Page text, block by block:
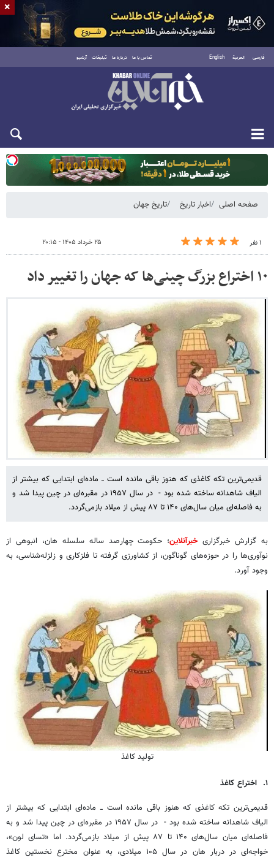
فارسی العربية English تماس با ما درباره ما تبلیغات آرشیو
یکشنبه ۱۸ مرداد ۱۴۰۵
صفحه اصلی اخبار تاریخ تاریخ جهان
۱ نفر ۲۵ خرداد ۱۴۰۵ - ۲۰:۱۵
۱۰ اختراع بزرگ چینی‌ها که جهان را تغییر داد
قدیمی‌ترین تکه کاغذی که هنوز باقی مانده است ــ ماده‌ای ابتدایی که بیشتر از
الیاف شاهدانه ساخته شده بود - در سال ۱۹۵۷ در مقبره‌ای در چین پیدا شد و
به فاصله‌ای میان سال‌های ۱۴۰ تا ۸۷ پیش از میلاد بازمی‌گردد.
به گزارش خبرگزاریخبرآنلاین؛ حکومت چهارصد ساله سلسله هان، انبوهی از
نوآوری‌ها را در حوزه‌های گوناگون، از کشاورزی گرفته تا فلزکاری و زلزله‌شناسی، به
وجود آورد.
تولید کاغذ
۱. اختراع کاغذ
قدیمی‌ترین تکه کاغذی که هنوز باقی مانده است ــ ماده‌ای ابتدایی که بیشتر از
الیاف شاهدانه ساخته شده بود - در سال ۱۹۵۷ در مقبره‌ای در چین پیدا شد و به
فاصله‌ای میان سال‌های ۱۴۰ تا ۸۷ پیش از میلاد بازمی‌گردد. اما «تسای لون»،
خواجه‌ای در دربار هان در سال ۱۰۵ میلادی، به‌ عنوان مخترع نخستین کاغذ
×